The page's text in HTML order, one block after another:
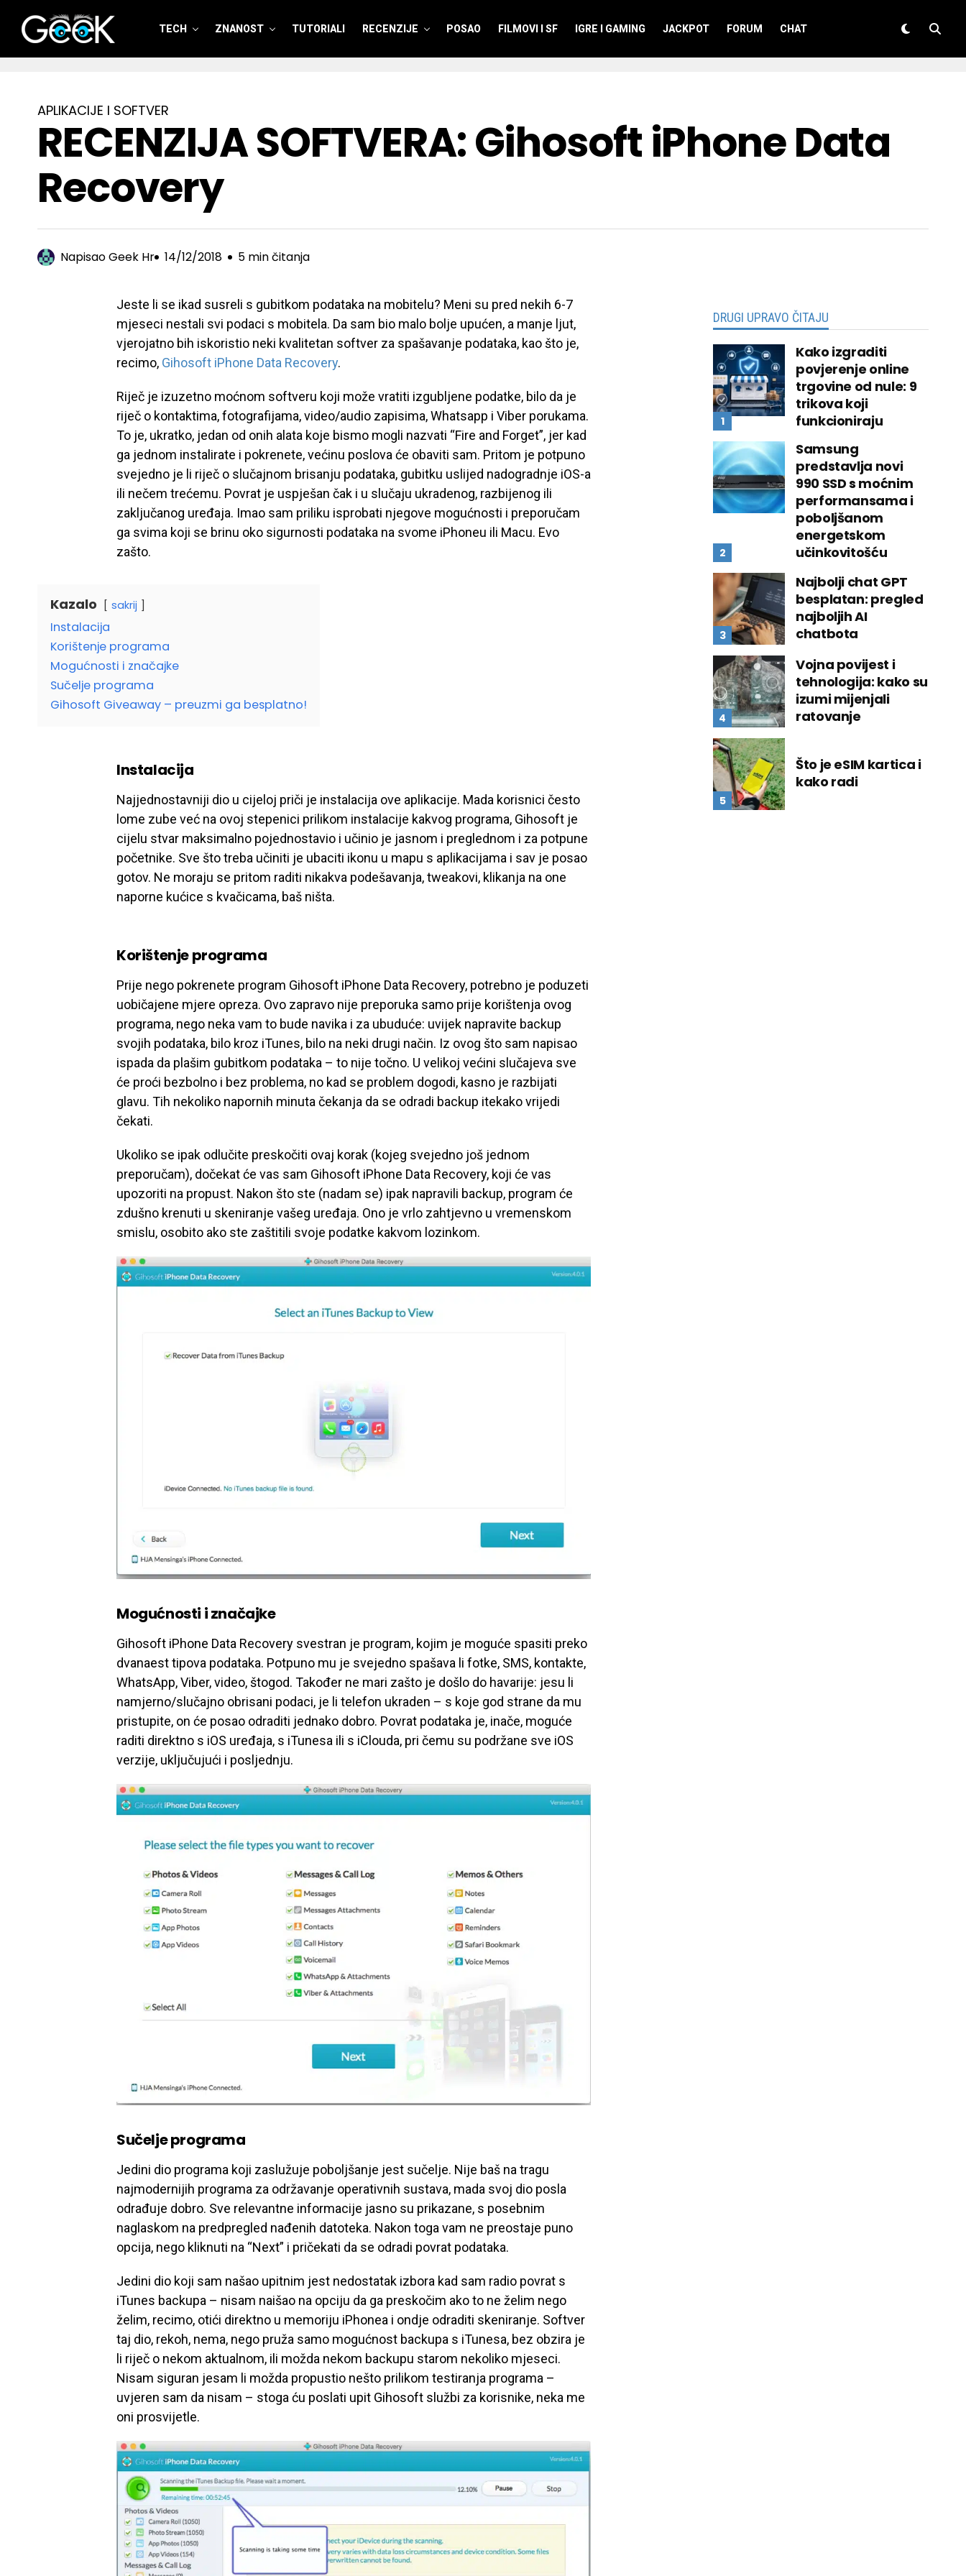
GeeK.hr
TECH ZNANOST TUTORIALI RECENZIJE POSAO FILMOVI I SF IGRE I GAMING JACKPOT FORUM CHAT
APLIKACIJE I SOFTVER
RECENZIJA SOFTVERA: Gihosoft iPhone Data
Recovery
NapisaoGeek Hr 14/12/2018 5 min čitanja
Jeste li se ikad susreli s gubitkom podataka na mobitelu? Meni su pred nekih 6-7
mjeseci nestali svi podaci s mobitela. Da sam bio malo bolje upućen, a manje ljut,
vjerojatno bih iskoristio neki kvalitetan softver za spašavanje podataka, kao što je,
recimo, Gihosoft iPhone Data Recovery.
Riječ je izuzetno moćnom softveru koji može vratiti izgubljene podatke, bilo da je
riječ o kontaktima, fotografijama, video/audio zapisima, Whatsapp i Viber porukama.
To je, ukratko, jedan od onih alata koje bismo mogli nazvati “Fire and Forget”, jer kad
ga jednom instalirate i pokrenete, većinu poslova će obaviti sam. Pritom je potpuno
svejedno je li riječ o slučajnom brisanju podataka, gubitku uslijed nadogradnje iOS-a
ili nečem trećemu. Povrat je uspješan čak i u slučaju ukradenog, razbijenog ili
zaključanog uređaja. Imao sam priliku isprobati njegove mogućnosti i preporučam
ga svima koji se brinu oko sigurnosti podataka na svome iPhoneu ili Macu. Evo
zašto.
Kazalo sakrij
Instalacija
Korištenje programa
Mogućnosti i značajke
Sučelje programa
Gihosoft Giveaway – preuzmi ga besplatno!
Instalacija
Najjednostavniji dio u cijeloj priči je instalacija ove aplikacije. Mada korisnici često
lome zube već na ovoj stepenici prilikom instalacije kakvog programa, Gihosoft je
cijelu stvar maksimalno pojednostavio i učinio je jasnom i preglednom i za potpune
početnike. Sve što treba učiniti je ubaciti ikonu u mapu s aplikacijama i sav je posao
gotov. Ne moraju se pritom raditi nikakva podešavanja, tweakovi, klikanja na one
naporne kućice s kvačicama, baš ništa.
Korištenje programa
Prije nego pokrenete program Gihosoft iPhone Data Recovery, potrebno je poduzeti
uobičajene mjere opreza. Ovo zapravo nije preporuka samo prije korištenja ovog
programa, nego neka vam to bude navika i za ubuduće: uvijek napravite backup
svojih podataka, bilo kroz iTunes, bilo na neki drugi način. Iz ovog što sam napisao
ispada da plašim gubitkom podataka – to nije točno. U velikoj većini slučajeva sve
će proći bezbolno i bez problema, no kad se problem dogodi, kasno je razbijati
glavu. Tih nekoliko napornih minuta čekanja da se odradi backup itekako vrijedi
čekati.
Ukoliko se ipak odlučite preskočiti ovaj korak (kojeg svejedno još jednom
preporučam), dočekat će vas sam Gihosoft iPhone Data Recovery, koji će vas
upozoriti na propust. Nakon što ste (nadam se) ipak napravili backup, program će
zdušno krenuti u skeniranje vašeg uređaja. Ono je vrlo zahtjevno u vremenskom
smislu, osobito ako ste zaštitili svoje podatke kakvom lozinkom.
Mogućnosti i značajke
Gihosoft iPhone Data Recovery svestran je program, kojim je moguće spasiti preko
dvanaest tipova podataka. Potpuno mu je svejedno spašava li fotke, SMS, kontakte,
WhatsApp, Viber, video, štogod. Također ne mari zašto je došlo do havarije: jesu li
namjerno/slučajno obrisani podaci, je li telefon ukraden – s koje god strane da mu
pristupite, on će posao odraditi jednako dobro. Povrat podataka je, inače, moguće
raditi direktno s iOS uređaja, s iTunesa ili s iClouda, pri čemu su podržane sve iOS
verzije, uključujući i posljednju.
Sučelje programa
Jedini dio programa koji zaslužuje poboljšanje jest sučelje. Nije baš na tragu
najmodernijih programa za održavanje operativnih sustava, mada svoj dio posla
odrađuje dobro. Sve relevantne informacije jasno su prikazane, s posebnim
naglaskom na predpregled nađenih datoteka. Nakon toga vam ne preostaje puno
opcija, nego kliknuti na “Next” i pričekati da se odradi povrat podataka.
Jedini dio koji sam našao upitnim jest nedostatak izbora kad sam radio povrat s
iTunes backupa – nisam naišao na opciju da ga preskočim ako to ne želim nego
želim, recimo, otići direktno u memoriju iPhonea i ondje odraditi skeniranje. Softver
taj dio, rekoh, nema, nego pruža samo mogućnost backupa s iTunesa, bez obzira je
li riječ o nekom aktualnom, ili možda nekom backupu starom nekoliko mjeseci.
Nisam siguran jesam li možda propustio nešto prilikom testiranja programa –
uvjeren sam da nisam – stoga ću poslati upit Gihosoft službi za korisnike, neka me
oni prosvijetle.
DRUGI UPRAVO ČITAJU
Kako izgraditi
povjerenje online
trgovine od nule: 9
trikova koji
funkcioniraju
Samsung
predstavlja novi
990 SSD s moćnim
performansama i
poboljšanom
energetskom
učinkovitošću
Najbolji chat GPT
besplatan: pregled
najboljih AI
chatbota
Vojna povijest i
tehnologija: kako su
izumi mijenjali
ratovanje
Što je eSIM kartica i
kako radi